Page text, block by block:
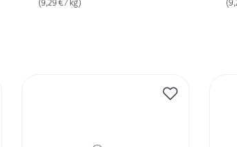
(9,29 € / kg)